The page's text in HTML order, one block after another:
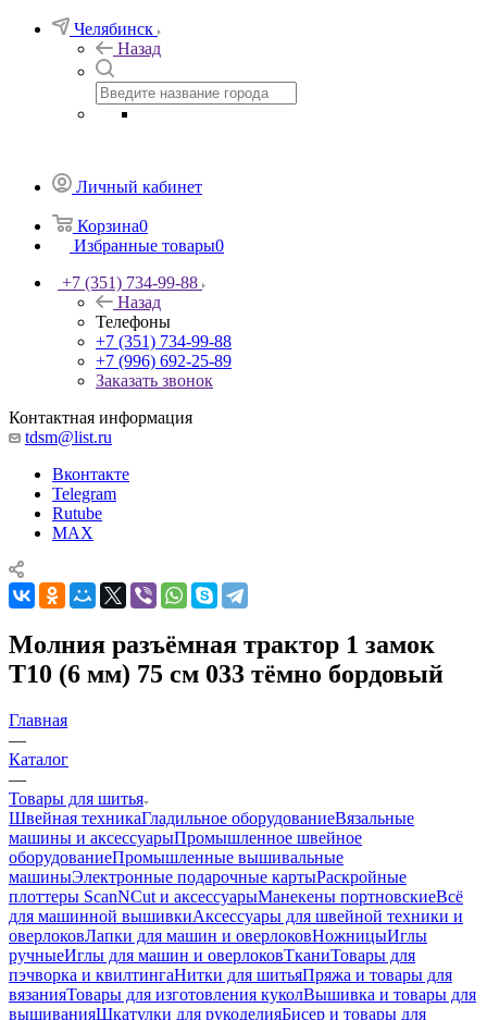
Челябинск
Назад
Личный кабинет
Корзина0
Избранные товары0
+7 (351) 734-99-88
Назад
Телефоны
+7 (351) 734-99-88
+7 (996) 692-25-89
Заказать звонок
Контактная информация
tdsm@list.ru
Вконтакте
Telegram
Rutube
MAX
Молния разъёмная трактор 1 замок
Т10 (6 мм) 75 см 033 тёмно бордовый
Главная
—
Каталог
—
Товары для шитья
Швейная техникаГладильное оборудованиеВязальные
машины и аксессуарыПромышленное швейное
оборудованиеПромышленные вышивальные
машиныЭлектронные подарочные картыРаскройные
плоттеры ScanNCut и аксессуарыМанекены портновскиеВсё
для машинной вышивкиАксессуары для швейной техники и
оверлоковЛапки для машин и оверлоковНожницыИглы
ручныеИглы для машин и оверлоковТканиТовары для
пэчворка и квилтингаНитки для шитьяПряжа и товары для
вязанияТовары для изготовления куколВышивка и товары для
вышиванияШкатулки для рукоделияБисер и товары для